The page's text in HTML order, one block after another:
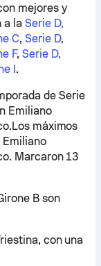
mejores y
a la Serie D,
C, Serie D,
F, Serie D,
I.
de Serie
Emiliano
máximos
Emiliano
Marcaron 13
B son
con una